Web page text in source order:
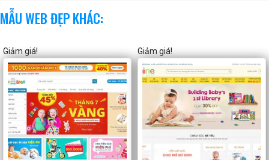
MẪU WEB ĐẸP KHÁC:
Giảm giá! Giảm giá!